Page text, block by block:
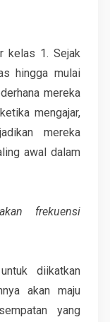
kelas 1. Sejak
hingga mulai
mereka
mengajar,
mereka
awal dalam
frekuensi
diikatkan
akan maju
yang